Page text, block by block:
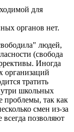
для
органов нет.
людей,
(свобода
Иногда
организаций
тратить
школьных
проблемы, так как
смен из-за
позволяют